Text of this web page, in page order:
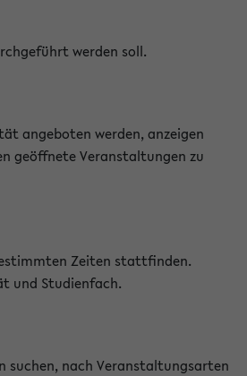
werden soll.
angeboten werden, anzeigen
geöffnete Veranstaltungen zu
Zeiten stattfinden.
und Studienfach.
suchen, nach Veranstaltungsarten